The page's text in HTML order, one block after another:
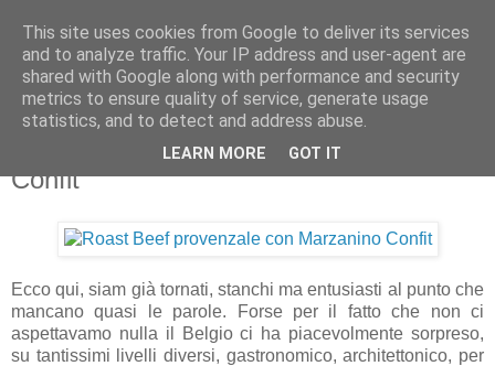
Artravelling
martedì 29 giugno 2010
Roast Beef provenzale con Marzanino
Confit
Ecco qui, siam già tornati, stanchi ma entusiasti al punto che
mancano quasi le parole. Forse per il fatto che non ci
aspettavamo nulla il Belgio ci ha piacevolmente sorpreso,
su tantissimi livelli diversi, gastronomico, architettonico, per
This site uses cookies from Google to deliver its services
and to analyze traffic. Your IP address and user-agent are
shared with Google along with performance and security
metrics to ensure quality of service, generate usage
statistics, and to detect and address abuse.
LEARN MORE GOT IT